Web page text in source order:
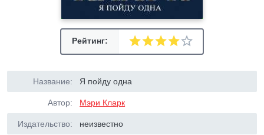
Рейтинг:
Название: Я пойду одна
Автор: Мэри Кларк
Издательство: неизвестно